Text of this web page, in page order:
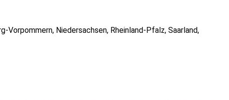
Vorpommern, Niedersachsen, Rheinland-Pfalz, Saarland,